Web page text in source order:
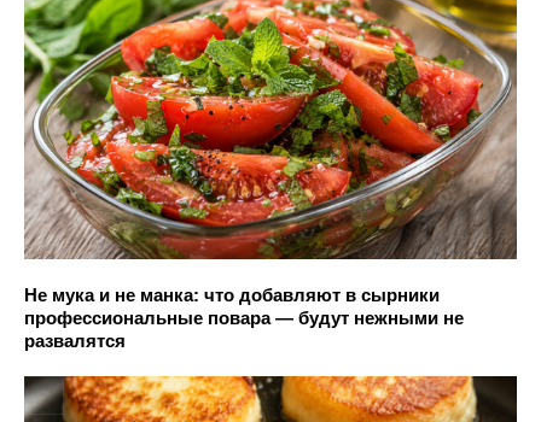
Не мука и не манка: что добавляют в сырники
профессиональные повара — будут нежными не
развалятся